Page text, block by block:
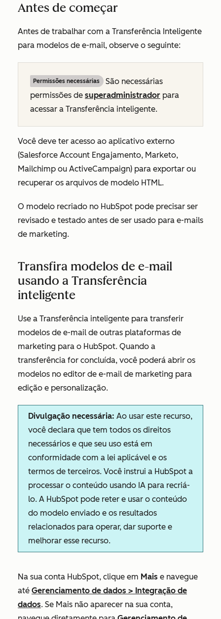
Antes de começar
Antes de trabalhar com a Transferência Inteligente
para modelos de e-mail, observe o seguinte:
Permissões necessárias
São necessárias
permissões de superadministrador para
acessar a Transferência inteligente.
Você deve ter acesso ao aplicativo externo
(Salesforce Account Engajamento, Marketo,
Mailchimp ou ActiveCampaign) para exportar ou
recuperar os arquivos de modelo HTML.
O modelo recriado no HubSpot pode precisar ser
revisado e testado antes de ser usado para e-mails
de marketing.
Transfira modelos de e-mail
usando a Transferência
inteligente
Use a Transferência inteligente para transferir
modelos de e-mail de outras plataformas de
marketing para o HubSpot. Quando a
transferência for concluída, você poderá abrir os
modelos no editor de e-mail de marketing para
edição e personalização.
Divulgação necessária: Ao usar este recurso,
você declara que tem todos os direitos
necessários e que seu uso está em
conformidade com a lei aplicável e os
termos de terceiros. Você instrui a HubSpot a
processar o conteúdo usando IA para recriá-
lo. A HubSpot pode reter e usar o conteúdo
do modelo enviado e os resultados
relacionados para operar, dar suporte e
melhorar esse recurso.
Na sua conta HubSpot, clique em Mais e navegue
até Gerenciamento de dados > Integração de
dados. Se Mais não aparecer na sua conta,